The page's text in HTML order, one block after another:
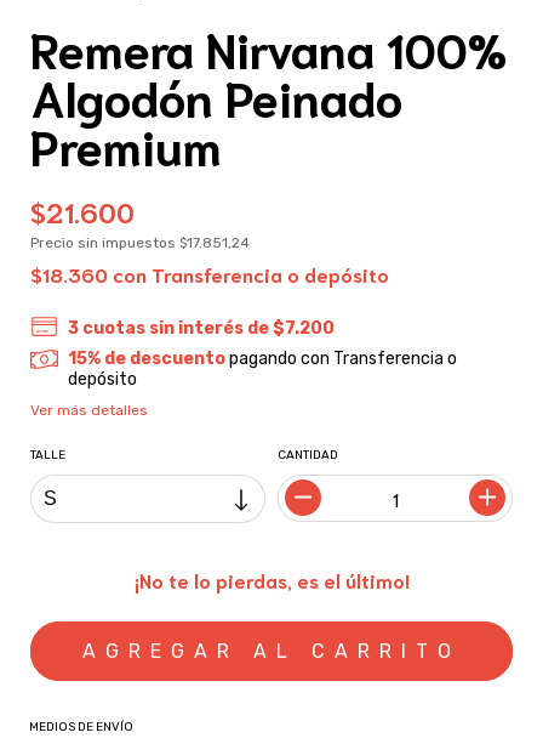
Remera Nirvana 100%
Algodón Peinado
Premium
$21.600
Precio sin impuestos $17.851,24
$18.360 con Transferencia o depósito
3 cuotas sin interés de$7.200
15% de descuentopagando con Transferencia o
depósito
Ver más detalles
TALLE CANTIDAD
¡No te lo pierdas, es el último!
MEDIOS DE ENVÍO